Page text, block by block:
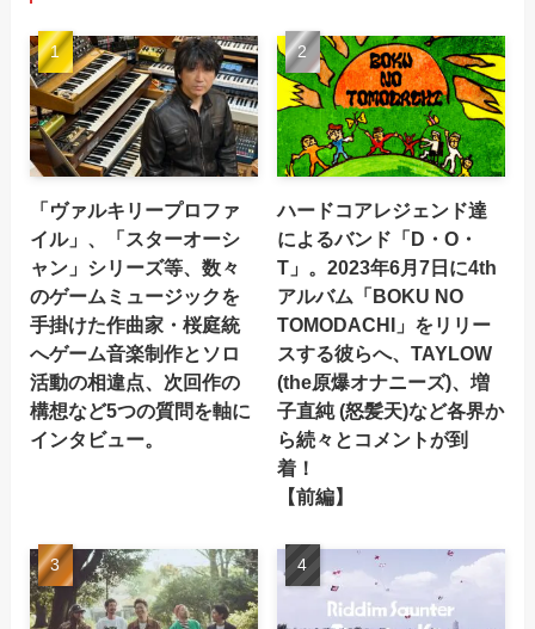
「ヴァルキリープロファ
イル」、「スターオーシ
ャン」シリーズ等、数々
のゲームミュージックを
手掛けた作曲家・桜庭統
へゲーム音楽制作とソロ
活動の相違点、次回作の
構想など5つの質問を軸に
インタビュー。
ハードコアレジェンド達
によるバンド「D・O・
T」。2023年6月7日に4th
アルバム「BOKU NO
TOMODACHI」をリリー
スする彼らへ、TAYLOW
(the原爆オナニーズ)、増
子直純 (怒髪天)など各界か
ら続々とコメントが到
着！
【前編】